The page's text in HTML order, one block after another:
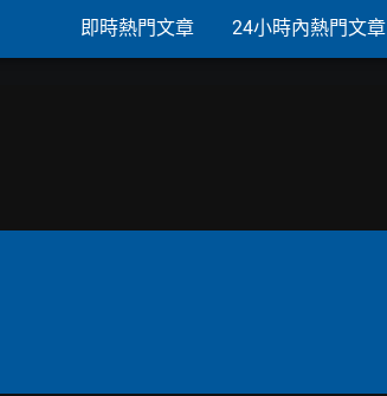
即時熱門文章 24小時內熱門文章